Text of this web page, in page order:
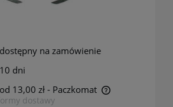
dostępny na zamówienie
10 dni
od 13,00 zł - Paczkomat
kosztów płatności
dostawy